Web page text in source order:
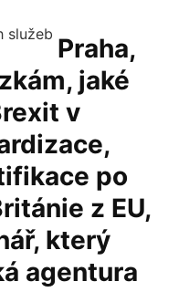
Praha,
jaké
v
po
z EU,
který
agentura